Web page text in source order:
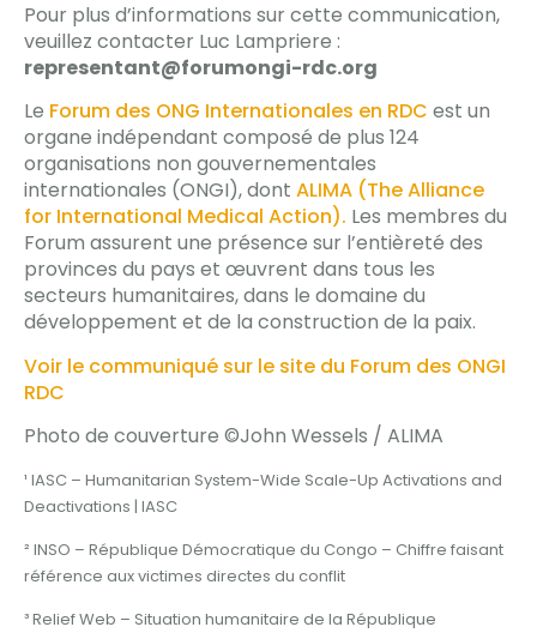
Pour plus d’informations sur cette communication,
veuillez contacter Luc Lampriere :
representant@forumongi-rdc.org
Le Forum des ONG Internationales en RDC est un
organe indépendant composé de plus 124
organisations non gouvernementales
internationales (ONGI), dont ALIMA (The Alliance
for International Medical Action). Les membres du
Forum assurent une présence sur l’entièreté des
provinces du pays et œuvrent dans tous les
secteurs humanitaires, dans le domaine du
développement et de la construction de la paix.
Voir le communiqué sur le site du Forum des ONGI
RDC
Photo de couverture ©John Wessels / ALIMA
¹ IASC – Humanitarian System-Wide Scale-Up Activations and
Deactivations | IASC
² INSO – République Démocratique du Congo – Chiffre faisant
référence aux victimes directes du conflit
³ Relief Web – Situation humanitaire de la République